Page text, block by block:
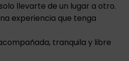
llevarte de un lugar a otro.
experiencia que tenga
tranquila y libre